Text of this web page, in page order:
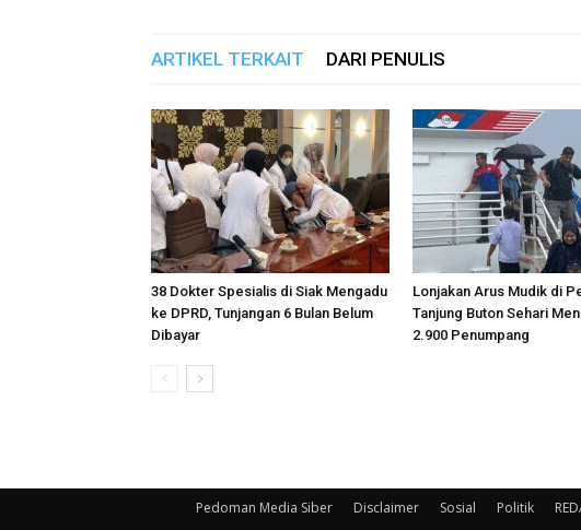
ARTIKEL TERKAIT DARI PENULIS
38 Dokter Spesialis di Siak Mengadu
ke DPRD, Tunjangan 6 Bulan Belum
Dibayar
Lonjakan Arus Mudik di
Tanjung Buton Sehari
2.900 Penumpang
Pedoman Media Siber Disclaimer Sosial Politik